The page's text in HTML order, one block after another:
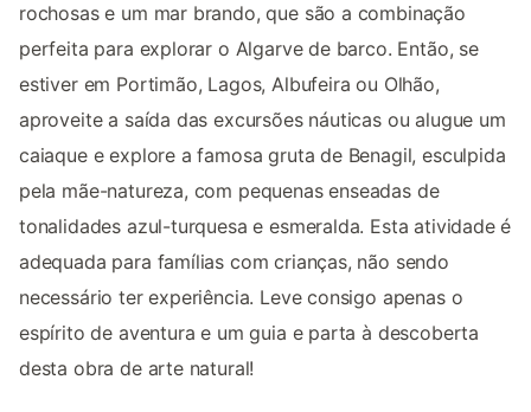
rochosas e um mar brando, que são a combinação
perfeita para explorar o Algarve de barco. Então, se
estiver em Portimão, Lagos, Albufeira ou Olhão,
aproveite a saída das excursões náuticas ou alugue um
caiaque e explore a famosa gruta de Benagil, esculpida
pela mãe-natureza, com pequenas enseadas de
tonalidades azul-turquesa e esmeralda. Esta atividade é
adequada para famílias com crianças, não sendo
necessário ter experiência. Leve consigo apenas o
espírito de aventura e um guia e parta à descoberta
desta obra de arte natural!